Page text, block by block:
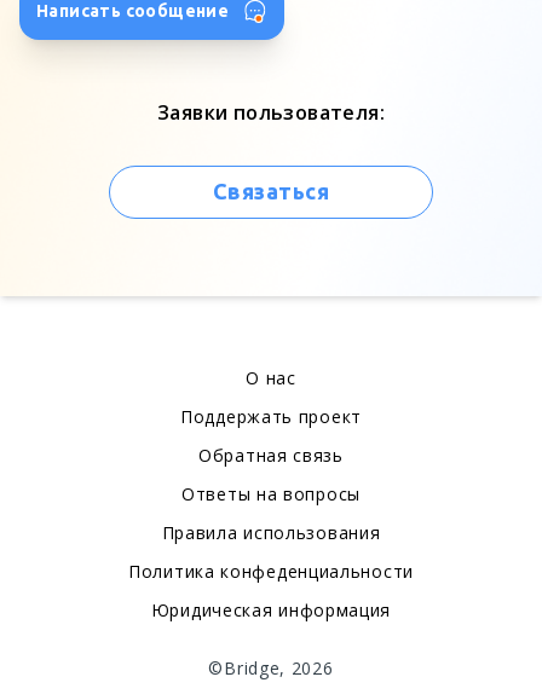
Написать сообщение
Заявки пользователя:
Связаться
О нас
Поддержать проект
Обратная связь
Ответы на вопросы
Правила использования
Политика конфеденциальности
Юридическая информация
©Bridge, 2026